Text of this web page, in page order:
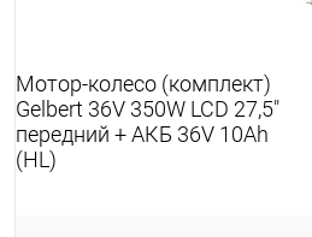
Мотор-колесо (комплект)
Gelbert 36V 350W LCD 27,5"
передний + АКБ 36V 10Ah
(HL)